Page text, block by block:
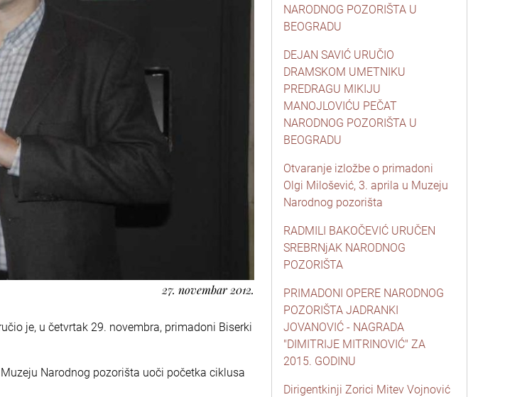
27. novembar 2012.
je, u četvrtak 29. novembra, primadoni Biserki
Narodnog pozorišta uoči početka ciklusa
NARODNOG POZORIŠTA U
BEOGRADU
DEJAN SAVIĆ URUČIO
DRAMSKOM UMETNIKU
PREDRAGU MIKIJU
MANOJLOVIĆU PEČAT
NARODNOG POZORIŠTA U
BEOGRADU
Otvaranje izložbe o primadoni
Olgi Milošević, 3. aprila u Muzeju
Narodnog pozorišta
RADMILI BAKOČEVIĆ URUČEN
SREBRNjAK NARODNOG
POZORIŠTA
PRIMADONI OPERE NARODNOG
POZORIŠTA JADRANKI
JOVANOVIĆ - NAGRADA
"DIMITRIJE MITRINOVIĆ" ZA
2015. GODINU
Dirigentkinji Zorici Mitev Vojnović